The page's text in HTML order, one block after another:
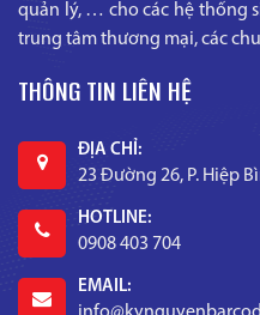
quản lý, … cho các hệ thống
trung tâm thương mại, các
THÔNG TIN LIÊN HỆ
ĐỊA CHỈ:
23 Đường 26, P. Hiệp
HOTLINE:
0908 403 704
EMAIL: